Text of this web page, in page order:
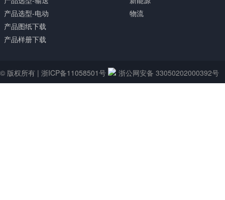
产品选型-电动
产品图纸下载
产品样册下载
物流
© 版权所有 | 浙ICP备11058501号 浙公网安备 33050202000392号